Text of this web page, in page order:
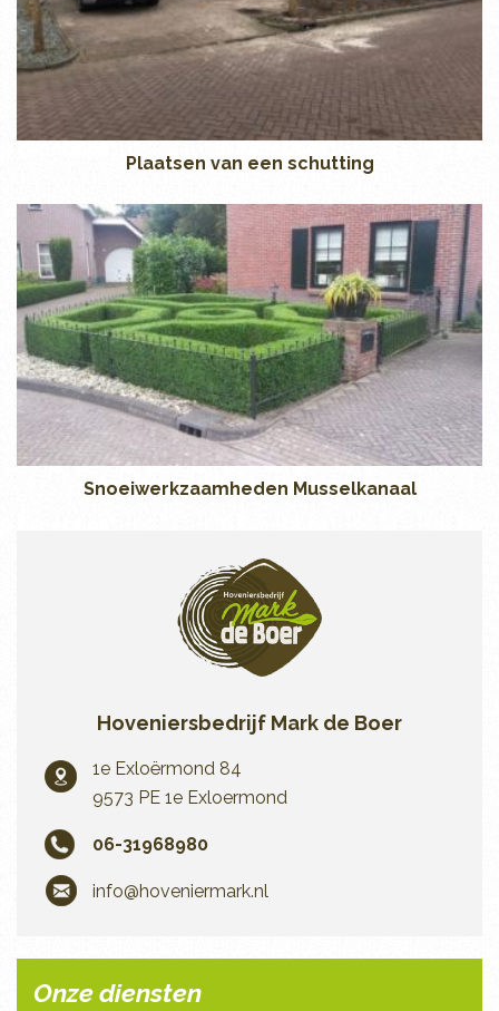
Plaatsen van een schutting
Snoeiwerkzaamheden Musselkanaal
Hoveniersbedrijf Mark de Boer
1e Exloërmond 84
9573 PE 1e Exloermond
06-31968980
info@hoveniermark.nl
Onze diensten